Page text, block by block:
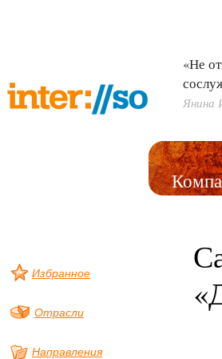
«Не
Янина
Избранное
Отрасли
Направления